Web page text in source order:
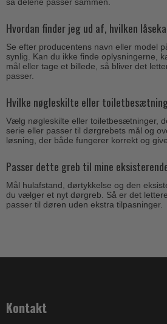
så delene passer sammen.
Hvordan finder jeg ud af, hvilken
Se efter producentens navn eller model
synlig. Kan du ikke finde oplysningerne,
mål eller tage et billede, så bliver det
passer.
Hvilke nøgleskilte eller
Vælg nøgleskilte eller toiletbesætninger,
serie eller passer til dørgrebets mål og
løsning, der både fungerer korrekt og
Passer dette greb til mine
Mål hulafstand, dørtykkelse og den
du vælger et nyt dørgreb. Så er det
passer til døren uden ekstra tilpasninger.
Kontakt